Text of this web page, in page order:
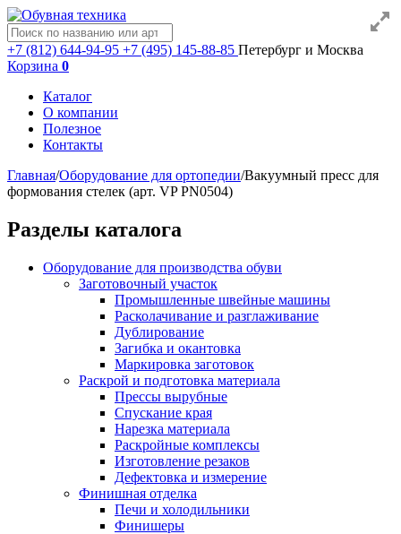
+7 (812) 644-94-95 +7 (495) 145-88-85 Петербург и Москва
Корзина 0
Каталог
О компании
Полезное
Контакты
Главная/Оборудование для ортопедии/Вакуумный пресс для
формования стелек (арт. VP PN0504)
Разделы каталога
Оборудование для производства обуви
Заготовочный участок
Промышленные швейные машины
Расколачивание и разглаживание
Дублирование
Загибка и окантовка
Маркировка заготовок
Раскрой и подготовка материала
Прессы вырубные
Спускание края
Нарезка материала
Раскройные комплексы
Изготовление резаков
Дефектовка и измерение
Финишная отделка
Печи и холодильники
Финишеры